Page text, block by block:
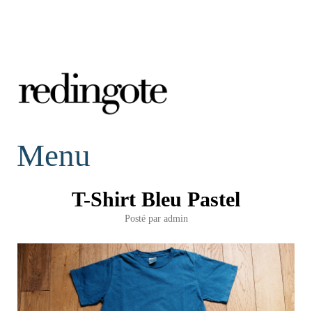
redingote.
Menu
T-Shirt Bleu Pastel
Posté par admin